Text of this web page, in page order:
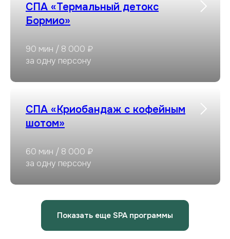
СПА «Термальный детокс
Бормио»
90 мин / 8 000 ₽
за одну персону
СПА «Криобандаж с кофейным
шотом»
60 мин / 8 000 ₽
за одну персону
Показать еще SPA программы